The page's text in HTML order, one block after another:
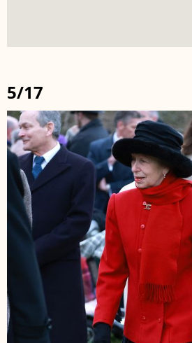
5/17